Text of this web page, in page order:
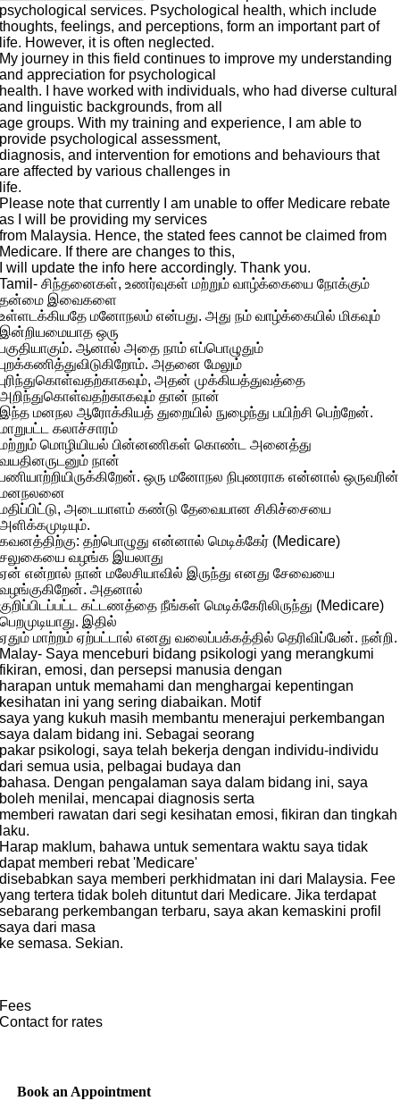
psychological services. Psychological health, which include
thoughts, feelings, and perceptions, form an important part of
life. However, it is often neglected.
My journey in this field continues to improve my understanding
and appreciation for psychological
health. I have worked with individuals, who had diverse cultural
and linguistic backgrounds, from all
age groups. With my training and experience, I am able to
provide psychological assessment,
diagnosis, and intervention for emotions and behaviours that
are affected by various challenges in
life.
Please note that currently I am unable to offer Medicare rebate
as I will be providing my services
from Malaysia. Hence, the stated fees cannot be claimed from
Medicare. If there are changes to this,
I will update the info here accordingly. Thank you.
Tamil- சிந்தனைகள், உணர்வுகள் மற்றும் வாழ்க்கையை நோக்கும்
தன்மை இவைகளை
உள்ளடக்கியதே மனோநலம் என்பது. அது நம் வாழ்க்கையில் மிகவும்
இன்றியமையாத ஒரு
பகுதியாகும். ஆனால் அதை நாம் எப்பொழுதும்
புறக்கணித்துவிடுகிறோம். அதனை மேலும்
புரிந்துகொள்வதற்காகவும், அதன் முக்கியத்துவத்தை
அறிந்துகொள்வதற்காகவும் தான் நான்
இந்த மனநல ஆரோக்கியத் துறையில் நுழைந்து பயிற்சி பெற்றேன்.
மாறுபட்ட கலாச்சாரம்
மற்றும் மொழியியல் பின்னணிகள் கொண்ட அனைத்து
வயதினருடனும் நான்
பணியாற்றியிருக்கிறேன். ஒரு மனோநல நிபுணராக என்னால் ஒருவரின்
மனநலனை
மதிப்பிட்டு, அடையாளம் கண்டு தேவையான சிகிச்சையை
அளிக்கமுடியும்.
கவனத்திற்கு: தற்பொழுது என்னால் மெடிக்கேர் (Medicare)
சலுகையை வழங்க இயலாது
ஏன் என்றால் நான் மலேசியாவில் இருந்து எனது சேவையை
வழங்குகிறேன். அதனால்
குறிப்பிடப்பட்ட கட்டணத்தை நீங்கள் மெடிக்கேரிலிருந்து (Medicare)
பெறமுடியாது. இதில்
ஏதும் மாற்றம் ஏற்பட்டால் எனது வலைப்பக்கத்தில் தெரிவிப்பேன். நன்றி.
Malay- Saya menceburi bidang psikologi yang merangkumi
fikiran, emosi, dan persepsi manusia dengan
harapan untuk memahami dan menghargai kepentingan
kesihatan ini yang sering diabaikan. Motif
saya yang kukuh masih membantu menerajui perkembangan
saya dalam bidang ini. Sebagai seorang
pakar psikologi, saya telah bekerja dengan individu-individu
dari semua usia, pelbagai budaya dan
bahasa. Dengan pengalaman saya dalam bidang ini, saya
boleh menilai, mencapai diagnosis serta
memberi rawatan dari segi kesihatan emosi, fikiran dan tingkah
laku.
Harap maklum, bahawa untuk sementara waktu saya tidak
dapat memberi rebat 'Medicare'
disebabkan saya memberi perkhidmatan ini dari Malaysia. Fee
yang tertera tidak boleh dituntut dari Medicare. Jika terdapat
sebarang perkembangan terbaru, saya akan kemaskini profil
saya dari masa
ke semasa. Sekian.
Fees
Contact for rates
Book an Appointment